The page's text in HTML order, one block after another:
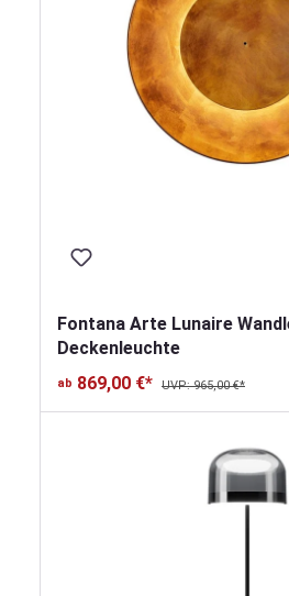
Fontana Arte Lunaire
Deckenleuchte
ab 869,00 €* UVP: 965,00 €*